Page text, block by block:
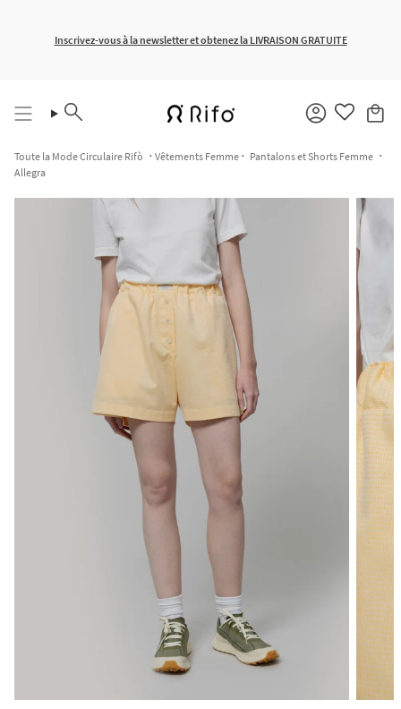
Inscrivez-vous à la newsletter et obtenez la LIVRAISON GRATUITE
Recherche Compte
Toute la Mode Circulaire Rifò Vêtements Femme
Pantalons et Shorts Femme
Allegra